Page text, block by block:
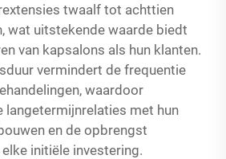
twaalf tot achttien
wat uitstekende waarde biedt
van kapsalons als hun klanten.
vermindert de frequentie
waardoor
langetermijnrelaties met hun
en de opbrengst
initiële investering.